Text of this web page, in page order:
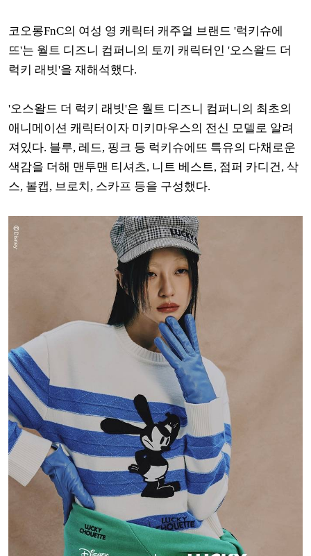
코오롱FnC의 여성 영 캐릭터 캐주얼 브랜드 '럭키슈에
뜨'는 월트 디즈니 컴퍼니의 토끼 캐릭터인 '오스왈드 더
럭키 래빗'을 재해석했다.
'오스왈드 더 럭키 래빗'은 월트 디즈니 컴퍼니의 최초의
애니메이션 캐릭터이자 미키마우스의 전신 모델로 알려
져있다. 블루, 레드, 핑크 등 럭키슈에뜨 특유의 다채로운
색감을 더해 맨투맨 티셔츠, 니트 베스트, 점퍼 카디건, 삭
스, 볼캡, 브로치, 스카프 등을 구성했다.